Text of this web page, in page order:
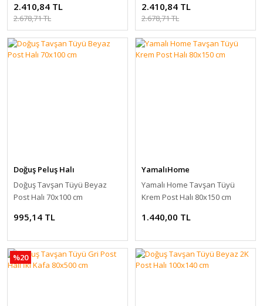
2.410,84 TL
2.678,71 TL
2.410,84 TL
2.678,71 TL
Doğuş Peluş Halı
Doğuş Tavşan Tüyü Beyaz
Post Halı 70x100 cm
995,14 TL
YamalıHome
Yamalı Home Tavşan Tüyü
Krem Post Halı 80x150 cm
1.440,00 TL
%20